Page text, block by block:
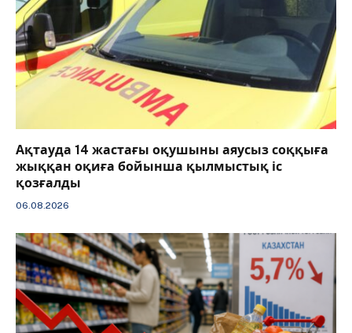
Ақтауда 14 жастағы оқушыны аяусыз соққыға
жыққан оқиға бойынша қылмыстық іс
қозғалды
06.08.2026